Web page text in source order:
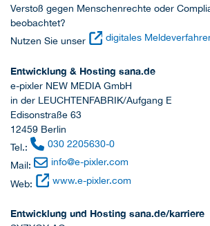
Verstoß gegen Menschenrechte oder
beobachtet?
Nutzen Sie unser
digitales
Entwicklung & Hosting sana.de
e-pixler NEW MEDIA GmbH
in der LEUCHTENFABRIK/Aufgang E
Edisonstraße 63
12459 Berlin
Tel.:
030 2205630-0
Mail:
info@e-pixler.com
Web:
www.e-pixler.com
Entwicklung und Hosting sana.de/karriere